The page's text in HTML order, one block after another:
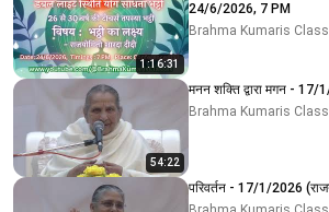
1:16:31
24/6/2026, 7 PM
Brahma Kumaris
54:22
मनन शक्ति
Brahma Kumaris
परिवर्तन - 17/1/2026